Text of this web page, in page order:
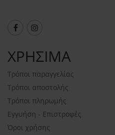
ΧΡΗΣΙΜΑ
Τρόποι παραγγελίας
Τρόποι αποστολής
Τρόποι πληρωμής
Εγγυήση - Επιστροφές
Όροι χρήσης